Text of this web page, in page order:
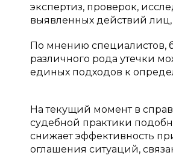
экспертиз, проверок,
выявленных действий
По мнению
различного рода утечки
единых подходов к
На текущий момент в
судебной практики
снижает эффективность
оглашения ситуаций,